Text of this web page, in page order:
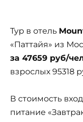
Тур в отель
«Паттайя» из
за 47659 руб/
взрослых 95318
В стоимость
питание